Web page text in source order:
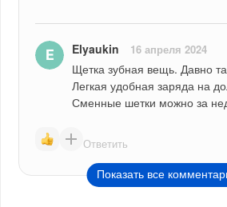
Elyaukin 16 апреля 2024
Щетка зубная вещь. Давно
Легкая удобная заряда на
Сменные шетки можно за
Ответить
Показать все